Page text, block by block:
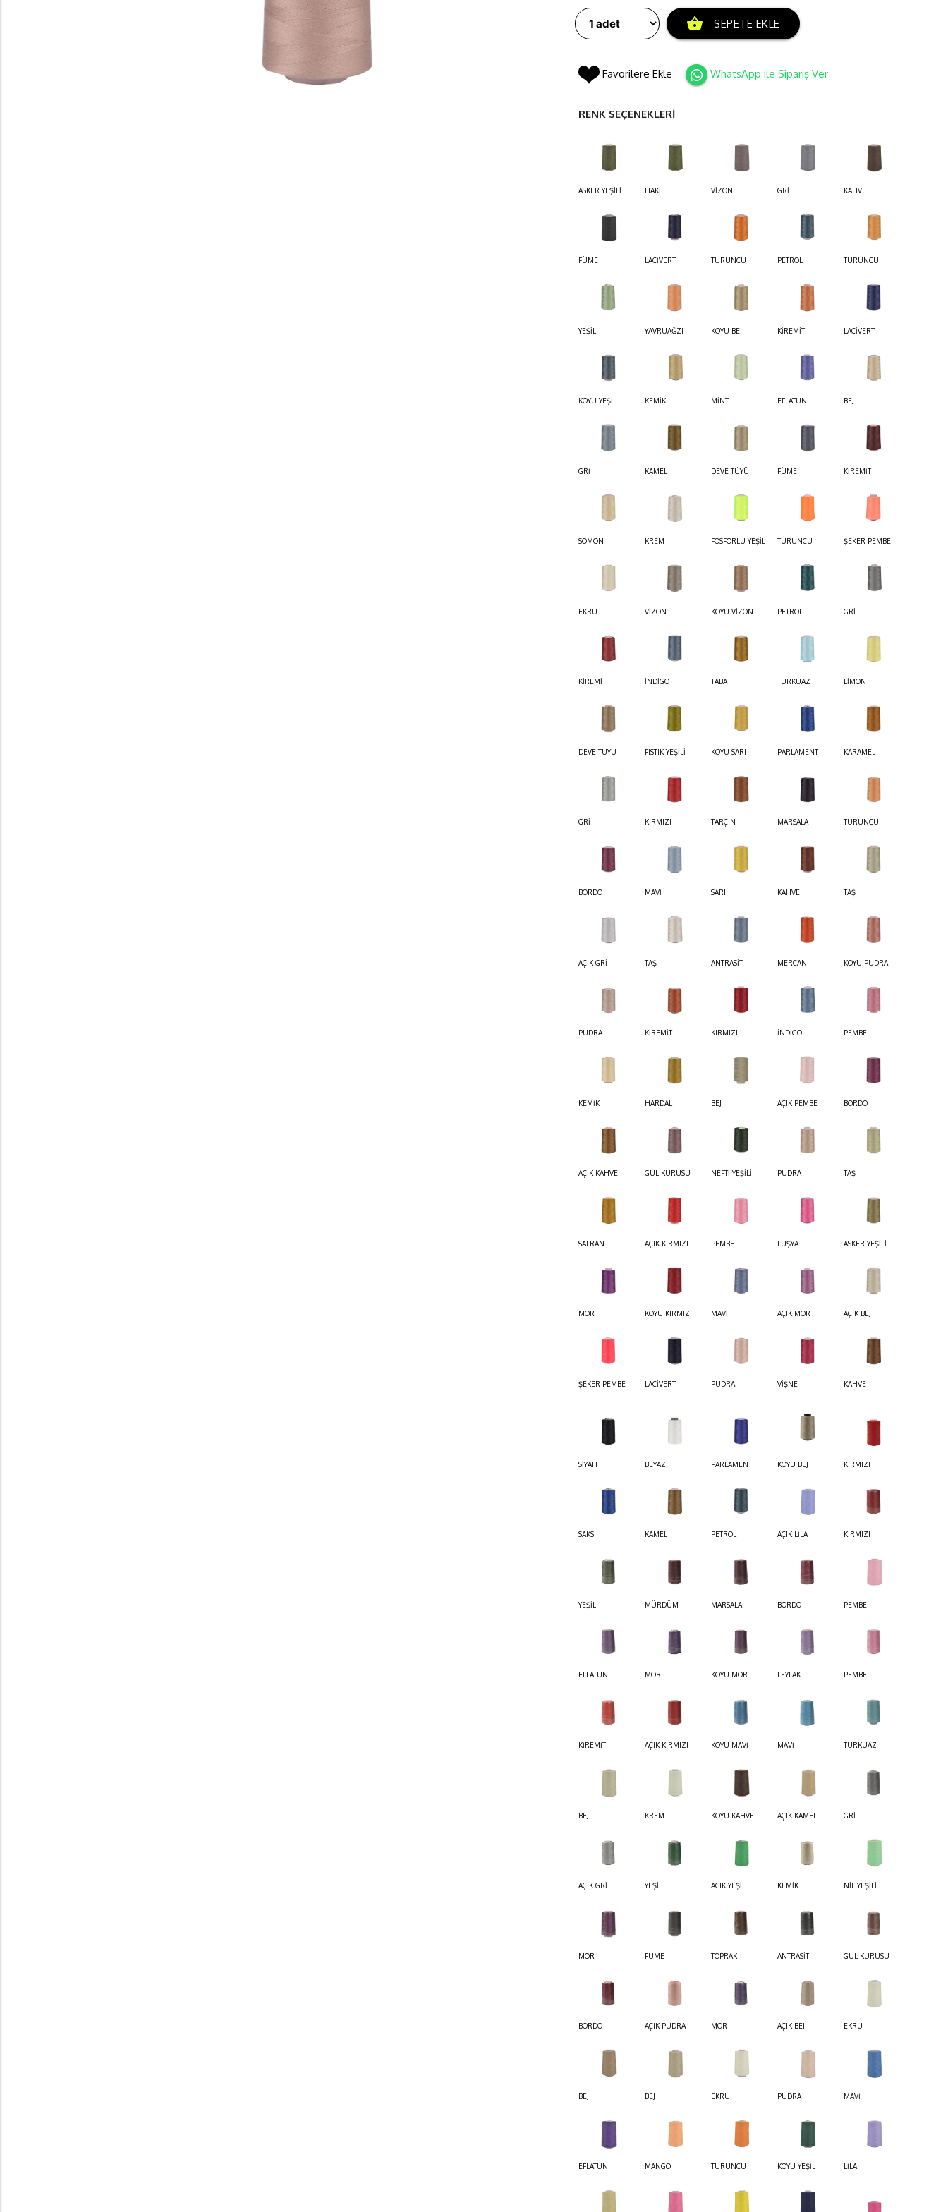
shopping_basket SEPETE EKLE
Favorilere Ekle WhatsApp ile Sipariş Ver
RENK SEÇENEKLERİ
ASKER YEŞİLİ HAKİ VİZON GRİ KAHVE
FÜME LACİVERT TURUNCU PETROL TURUNCU
YEŞİL YAVRUAĞZI KOYU BEJ KİREMİT LACİVERT
KOYU YEŞİL KEMİK MİNT EFLATUN BEJ
GRİ KAMEL DEVE TÜYÜ FÜME KİREMİT
SOMON KREM FOSFORLU YEŞİL TURUNCU ŞEKER PEMBE
EKRU VİZON KOYU VİZON PETROL GRİ
KİREMİT İNDİGO TABA TURKUAZ LİMON
DEVE TÜYÜ FISTIK YEŞİLİ KOYU SARI PARLAMENT KARAMEL
GRİ KIRMIZI TARÇIN MARSALA TURUNCU
BORDO MAVİ SARI KAHVE TAŞ
AÇIK GRİ TAŞ ANTRASİT MERCAN KOYU PUDRA
PUDRA KİREMİT KIRMIZI İNDİGO PEMBE
KEMİK HARDAL BEJ AÇIK PEMBE BORDO
AÇIK KAHVE GÜL KURUSU NEFTİ YEŞİLİ PUDRA TAŞ
SAFRAN AÇIK KIRMIZI PEMBE FUŞYA ASKER YEŞİLİ
MOR KOYU KIRMIZI MAVİ AÇIK MOR AÇIK BEJ
ŞEKER PEMBE LACİVERT PUDRA VİŞNE KAHVE
SİYAH BEYAZ PARLAMENT KOYU BEJ KIRMIZI
SAKS KAMEL PETROL AÇIK LİLA KIRMIZI
YEŞİL MÜRDÜM MARSALA BORDO PEMBE
EFLATUN MOR KOYU MOR LEYLAK PEMBE
KİREMİT AÇIK KIRMIZI KOYU MAVİ MAVİ TURKUAZ
BEJ KREM KOYU KAHVE AÇIK KAMEL GRİ
AÇIK GRİ YEŞİL AÇIK YEŞİL KEMİK NİL YEŞİLİ
MOR FÜME TOPRAK ANTRASİT GÜL KURUSU
BORDO AÇIK PUDRA MOR AÇIK BEJ EKRU
BEJ BEJ EKRU PUDRA MAVİ
EFLATUN MANGO TURUNCU KOYU YEŞİL LİLA